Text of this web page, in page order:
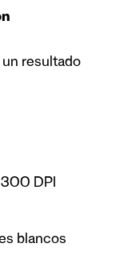
resultado
300 DPI
blancos